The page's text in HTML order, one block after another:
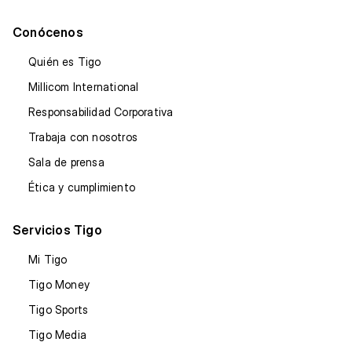
Conócenos
Quién es Tigo
Millicom International
Responsabilidad Corporativa
Trabaja con nosotros
Sala de prensa
Ética y cumplimiento
Servicios Tigo
Mi Tigo
Tigo Money
Tigo Sports
Tigo Media